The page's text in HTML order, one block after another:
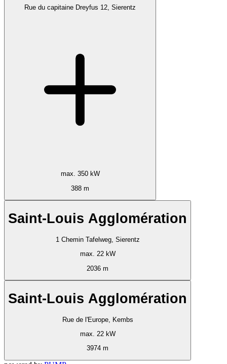
Rue du capitaine Dreyfus 12, Sierentz
max. 350 kW
388 m
Saint-Louis Agglomération
1 Chemin Tafelweg, Sierentz
max. 22 kW
2036 m
Saint-Louis Agglomération
Rue de l'Europe, Kembs
max. 22 kW
3974 m